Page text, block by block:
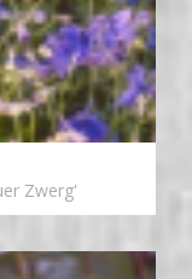
Zwerg'